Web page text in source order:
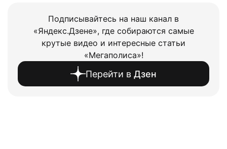
Подписывайтесь на наш канал в
«Яндекс.Дзене», где собираются самые
крутые видео и интересные статьи
«Мегаполиса»!
Перейти в Дзен